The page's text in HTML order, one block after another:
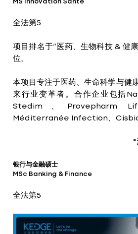
MS Innovation Santé
全法第5
项目排名于“医药、生物科技 & 健
位。
本项目专注于医药、生命科学与健
来行业变革者。合作企业包括
Stedim、Provepharm
Méditerranée Infection、Cisbio
*
银行与金融硕士
MSc Banking & Finance
全法第5